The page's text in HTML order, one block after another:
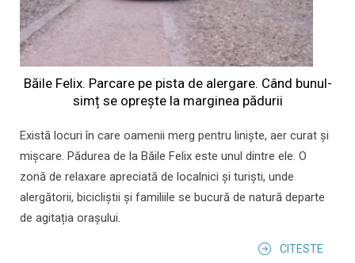
Băile Felix. Parcare pe pista de alergare. Când bunul-
simț se oprește la marginea pădurii
Există locuri în care oamenii merg pentru liniște, aer curat și
mișcare. Pădurea de la Băile Felix este unul dintre ele. O
zonă de relaxare apreciată de localnici și turiști, unde
alergătorii, bicicliștii și familiile se bucură de natură departe
de agitația orașului.
CITESTE